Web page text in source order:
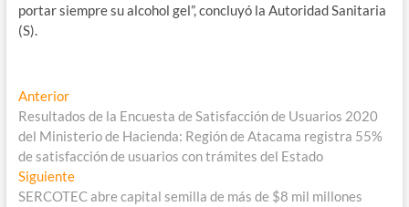
portar siempre su alcohol gel”, concluyó la Autoridad Sanitaria
(S).
Navegación
de
entradas
AnteriorEntrada
anterior:
Resultados de la Encuesta de Satisfacción de Usuarios 2020
del Ministerio de Hacienda: Región de Atacama registra 55%
de satisfacción de usuarios con trámites del Estado
SiguienteEntrada
siguiente:
SERCOTEC abre capital semilla de más de $8 mil millones